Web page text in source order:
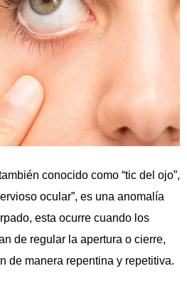
conocido como “tic del ojo”,
ocular”, es una anomalía
esta ocurre cuando los
de regular la apertura o cierre,
de manera repentina y repetitiva.